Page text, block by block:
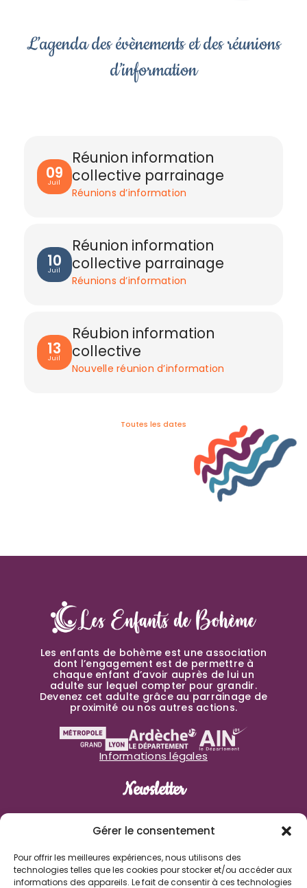
Gérer le consentement
Pour offrir les meilleures expériences, nous utilisons des
technologies telles que les cookies pour stocker et/ou accéder aux
informations des appareils. Le fait de consentir à ces technologies
L’agenda des évènements et des réunions
d’information
09
Juil
Réunion information
collective parrainage
Réunions d’information
10
Juil
Réunion information
collective parrainage
Réunions d’information
13
Juil
Réubion information
collective
Nouvelle réunion d’information
Toutes les dates
Les enfants de bohème est une association
dont l’engagement est de permettre à
chaque enfant d’avoir auprès de lui un
adulte sur lequel compter pour grandir.
Devenez cet adulte grâce au parrainage de
proximité ou nos autres actions.
Informations légales
Newsletter
Nom de famille